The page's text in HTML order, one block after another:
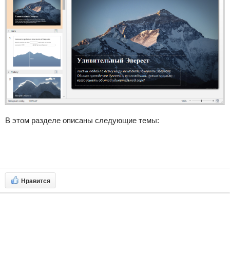
В этом разделе описаны следующие темы:
Нравится